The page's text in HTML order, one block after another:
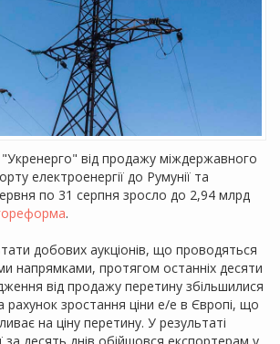
від продажу міждержавного
електроенергії до Румунії та
по 31 серпня зросло до 2,94 млрд
.
добових аукціонів, що проводяться
напрямками, протягом останніх десяти
від продажу перетину збільшилися
рахунок зростання ціни е/е в Європі, що
на ціну перетину. У результаті